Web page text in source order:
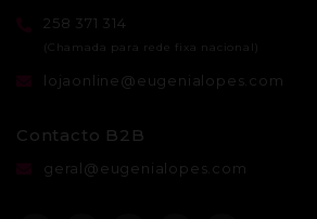
258 371 314
lojaonline@eugenialopes.com
Contacto B2B
geral@eugenialopes.com